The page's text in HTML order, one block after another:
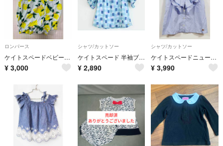
ロンパース
ケイトスペードベビー 70cm ロンパース
¥ 3,000
シャツ/カットソー
ケイトスペード 半袖ブラウス 130cm キッズ 女児 ブルー系【中古】【新入荷!】†
¥ 2,890
シャツ/カットソー
ケイトスペードニューヨーク 半袖ブラウス 140cm キッズ 女児 ブルー【中古】【新入荷!】‡
¥ 3,990